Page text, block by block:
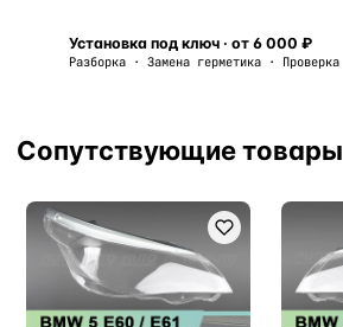
Установка под ключ · от 6 000 ₽
Разборка · Замена герметика · Проверка
Сопутствующие товары